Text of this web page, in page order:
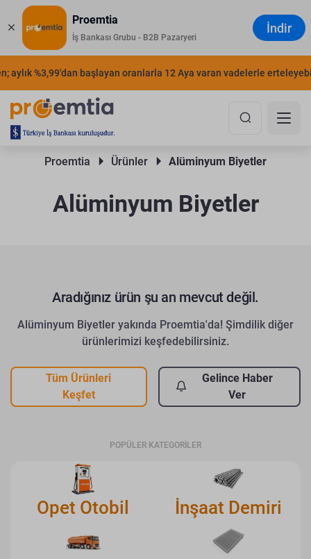
Proemtia
İş Bankası Grubu - B2B Pazaryeri
İndir
aylık %3,99'dan başlayan oranlarla 12 Aya varan vadelerle
Proemtia Ürünler Alüminyum Biyetler
Alüminyum Biyetler
Aradığınız ürün şu an mevcut değil.
Alüminyum Biyetler yakında Proemtia'da! Şimdilik diğer
ürünlerimizi keşfedebilirsiniz.
Tüm Ürünleri
Keşfet
Gelince Haber
Ver
POPÜLER KATEGORİLER
Opet Otobil İnşaat Demiri